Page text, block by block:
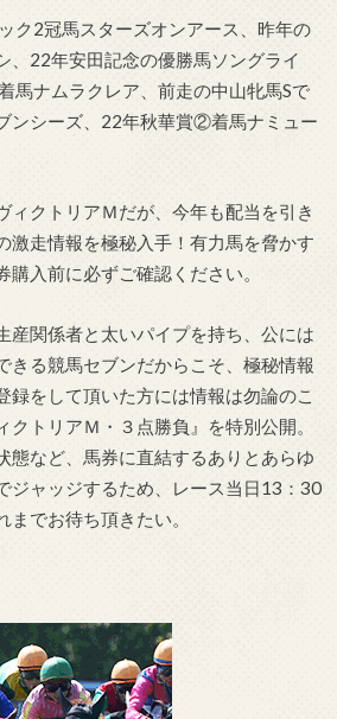
ク2冠馬スターズオンアース、昨年の
、22年安田記念の優勝馬ソングライ
馬ナムラクレア、前走の中山牝馬Sで
ンシーズ、22年秋華賞②着馬ナミュー
ィクトリアＭだが、今年も配当を引き
激走情報を極秘入手！有力馬を脅かす
入前に必ずご確認ください。
産関係者と太いパイプを持ち、公には
きる競馬セブンだからこそ、極秘情報
録をして頂いた方には情報は勿論のこ
クトリアＭ・３点勝負』を特別公開。
態など、馬券に直結するありとあらゆ
ジャッジするため、レース当日13：30
でお待ち頂きたい。